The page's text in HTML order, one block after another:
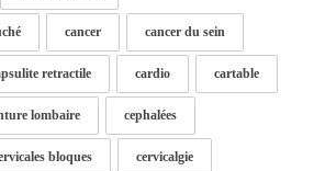
cancer cancer du sein
retractile cardio cartable
lombaire cephalées
bloques cervicalgie